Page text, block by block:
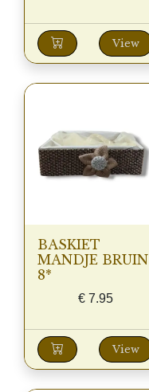
View
BASKIET
MANDJE BRUIN
8*
€7.95
View